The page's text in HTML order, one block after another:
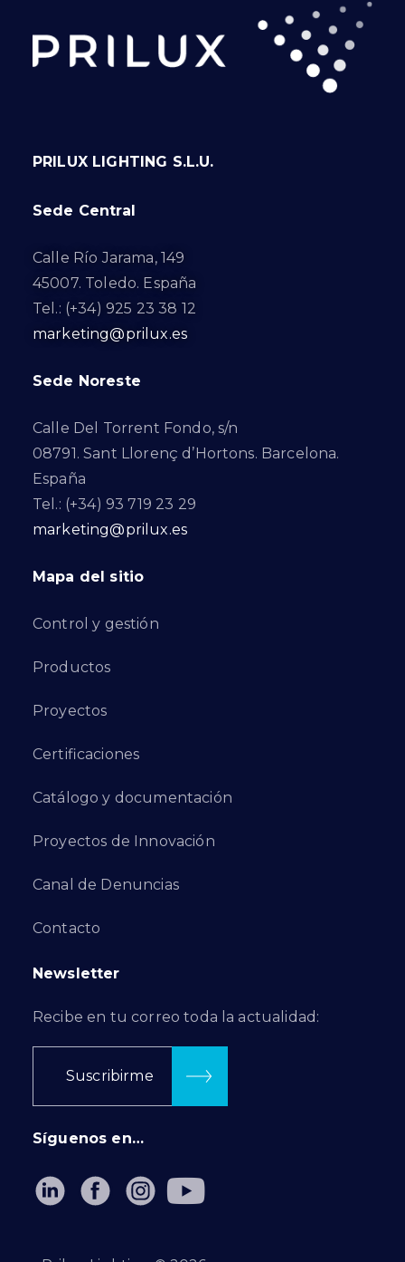
PRILUX LIGHTING S.L.U.
Sede Central
Calle Río Jarama, 149
45007. Toledo. España
Tel.: (+34) 925 23 38 12
marketing@prilux.es
Sede Noreste
Calle Del Torrent Fondo, s/n
08791. Sant Llorenç d’Hortons. Barcelona.
España
Tel.: (+34) 93 719 23 29
marketing@prilux.es
Mapa del sitio
Control y gestión
Productos
Proyectos
Certificaciones
Catálogo y documentación
Proyectos de Innovación
Canal de Denuncias
Contacto
Newsletter
Recibe en tu correo toda la actualidad:
Suscribirme
Síguenos en…